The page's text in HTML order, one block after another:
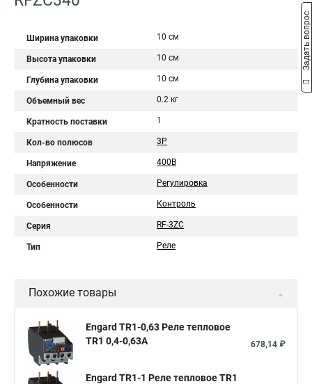
Ширина упаковки 10 см
Высота упаковки 10 см
Глубина упаковки 10 см
Объемный вес 0.2 кг
Кратность поставки 1
Кол-во полюсов 3Р
Напряжение 400В
Особенности Регулировка
Особенности Контроль
Серия RF-3ZC
Тип Реле
Похожие товары
Engard TR1-0,63 Реле тепловое
TR1 0,4-0,63A
678,14 ₽
Engard TR1-1 Реле тепловое TR1
Задать вопрос